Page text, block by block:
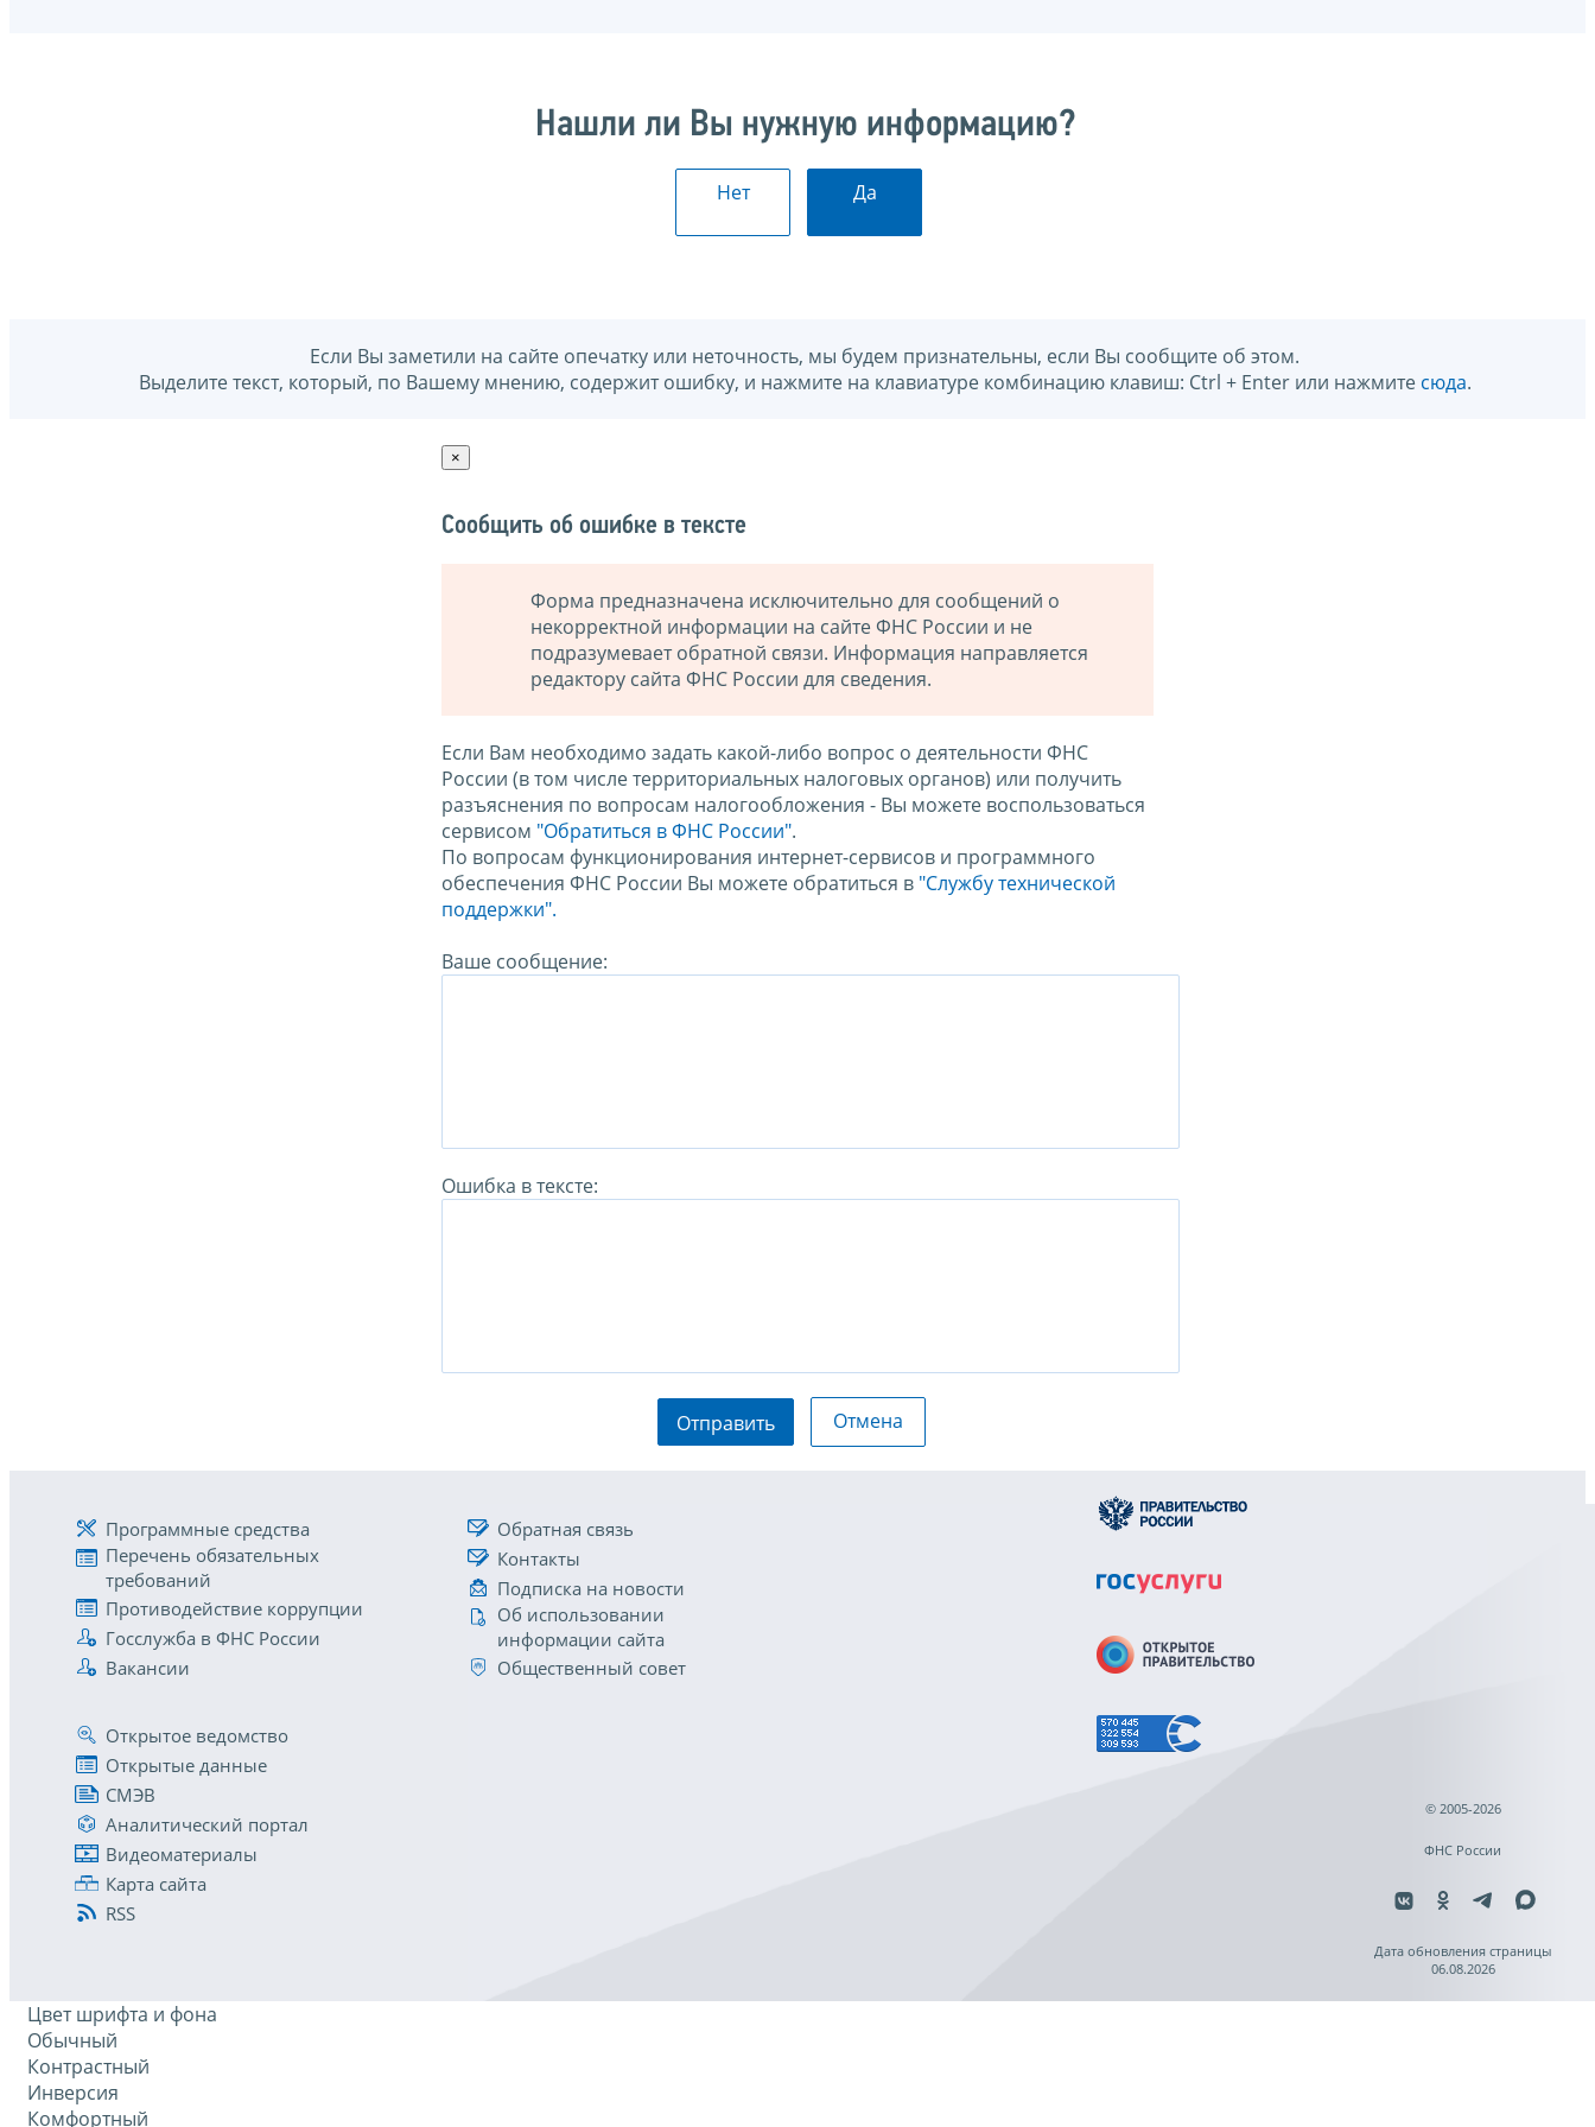
Нашли ли Вы нужную информацию?
Нет Да
Если Вы заметили на сайте опечатку или неточность, мы будем признательны, если Вы сообщите об этом.
Выделите текст, который, по Вашему мнению, содержит ошибку, и нажмите на клавиатуре комбинацию клавиш: Ctrl + Enter или нажмите сюда.
×
Сообщить об ошибке в тексте
Форма предназначена исключительно для сообщений о
некорректной информации на сайте ФНС России и не
подразумевает обратной связи. Информация направляется
редактору сайта ФНС России для сведения.
Если Вам необходимо задать какой-либо вопрос о деятельности ФНС
России (в том числе территориальных налоговых органов) или получить
разъяснения по вопросам налогообложения - Вы можете воспользоваться
сервисом "Обратиться в ФНС России".
По вопросам функционирования интернет-сервисов и программного
обеспечения ФНС России Вы можете обратиться в "Службу технической
поддержки".
Ваше сообщение:
Ошибка в тексте:
Отправить Отмена
Программные средства
Перечень обязательных
требований
Противодействие коррупции
Госслужба в ФНС России
Вакансии
Обратная связь
Контакты
Подписка на новости
Об использовании
информации сайта
Общественный совет
Открытое ведомство
Открытые данные
СМЭВ
Аналитический портал
Видеоматериалы
Карта сайта
RSS
© 2005-2026
ФНС России
Дата обновления страницы
06.08.2026
Цвет шрифта и фона
Обычный
Контрастный
Инверсия
Комфортный